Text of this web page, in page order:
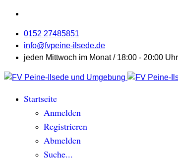
0152 27485851
info@fvpeine-ilsede.de
jeden Mittwoch im Monat / 18:00 - 20:00 Uhr
Startseite
Anmelden
Registrieren
Abmelden
Suche...